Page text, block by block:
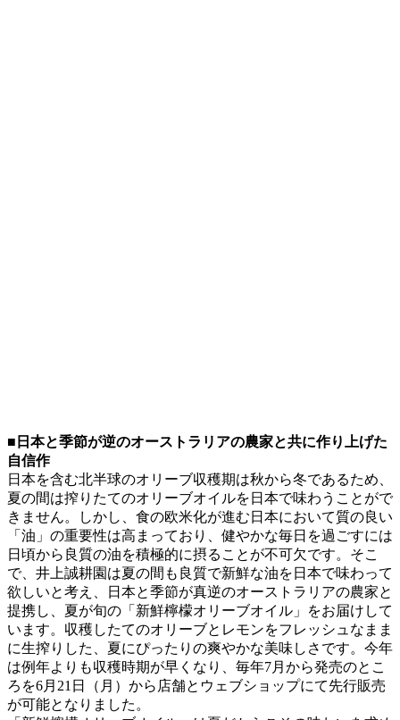
■日本と季節が逆のオーストラリアの農家と共に作り上げた
自信作
日本を含む北半球のオリーブ収穫期は秋から冬であるため、
夏の間は搾りたてのオリーブオイルを日本で味わうことがで
きません。しかし、食の欧米化が進む日本において質の良い
「油」の重要性は高まっており、健やかな毎日を過ごすには
日頃から良質の油を積極的に摂ることが不可欠です。そこ
で、井上誠耕園は夏の間も良質で新鮮な油を日本で味わって
欲しいと考え、日本と季節が真逆のオーストラリアの農家と
提携し、夏が旬の「新鮮檸檬オリーブオイル」をお届けして
います。収穫したてのオリーブとレモンをフレッシュなまま
に生搾りした、夏にぴったりの爽やかな美味しさです。今年
は例年よりも収穫時期が早くなり、毎年7月から発売のとこ
ろを6月21日（月）から店舗とウェブショップにて先行販売
が可能となりました。